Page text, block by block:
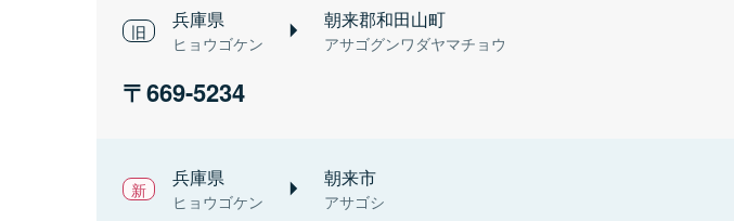
兵庫県
ヒョウゴケン
朝来郡和田山町
アサゴグンワダヤマチョウ
669-5234
兵庫県
ヒョウゴケン
朝来市
アサゴシ